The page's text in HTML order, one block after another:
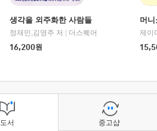
생각을 외주화한 사람들
정재민,김영주 저
더스퀘어
16,200원
머
도서 중고샵